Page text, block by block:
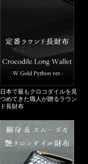
日本で最もクロコダイルを見
つめてきた職人が贈るラウン
ド長財布